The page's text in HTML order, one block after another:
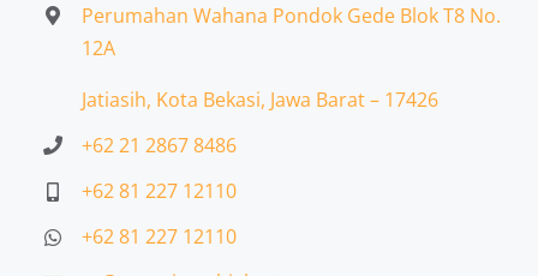
Perumahan Wahana Pondok Gede Blok T8 No.
12A
Jatiasih, Kota Bekasi, Jawa Barat – 17426
+62 21 2867 8486
+62 81 227 12110
+62 81 227 12110